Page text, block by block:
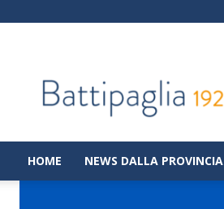
|
Notizie
dalla
città
di
HOME NEWS DALLA PROVINCIA